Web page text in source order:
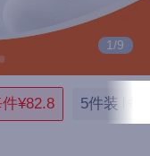
1/9
¥82.8 5件装